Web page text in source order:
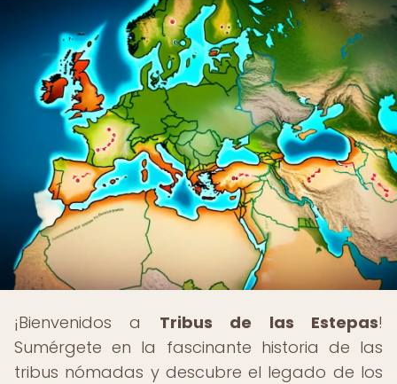
¡Bienvenidos a Tribus de las Estepas!
Sumérgete en la fascinante historia de las
tribus nómadas y descubre el legado de los